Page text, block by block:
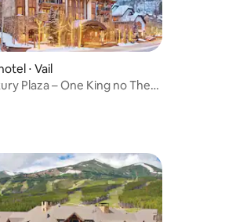
⋅ Vail
Plaza – One King no The